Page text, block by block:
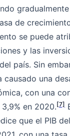
de
se puede
y las
país. Sin
causado una
con una
en 2020.[7]
que el PIB